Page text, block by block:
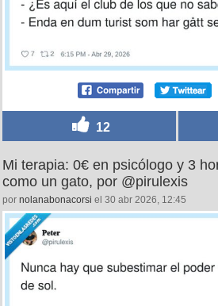
12
Mi terapia: 0€ en psicólogo y 3
como un gato, por @pirulexis
por nolanabonacorsi el 30 abr 2026, 12:45